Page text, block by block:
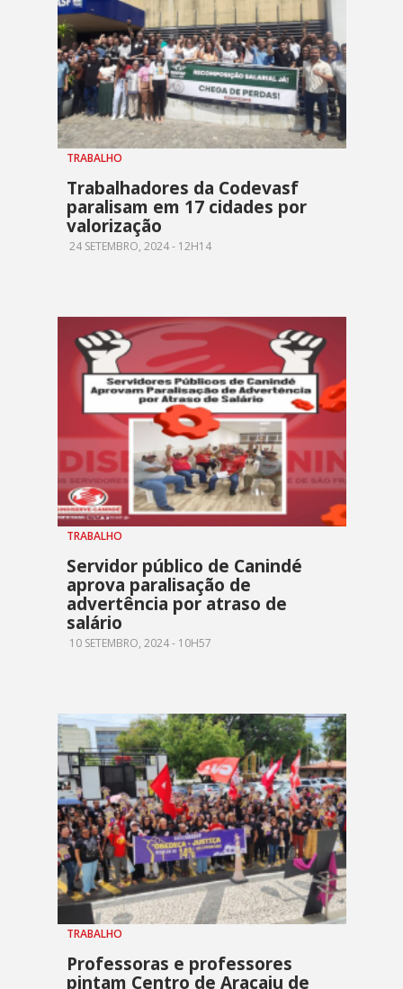
TRABALHO
Trabalhadores da Codevasf
paralisam em 17 cidades por
valorização
24 SETEMBRO, 2024 - 12H14
TRABALHO
Servidor público de Canindé
aprova paralisação de
advertência por atraso de
salário
10 SETEMBRO, 2024 - 10H57
TRABALHO
Professoras e professores
pintam Centro de Aracaju de